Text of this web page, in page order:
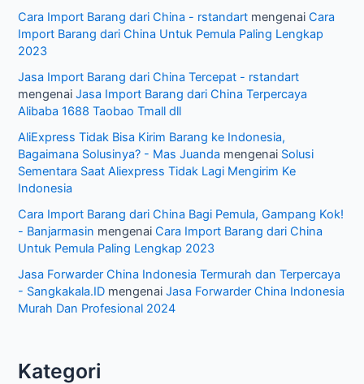
Cara Import Barang dari China - rstandart mengenaiCara
Import Barang dari China Untuk Pemula Paling Lengkap
2023
Jasa Import Barang dari China Tercepat - rstandart
mengenaiJasa Import Barang dari China Terpercaya
Alibaba 1688 Taobao Tmall dll
AliExpress Tidak Bisa Kirim Barang ke Indonesia,
Bagaimana Solusinya? - Mas Juanda mengenai Solusi
Sementara Saat Aliexpress Tidak Lagi Mengirim Ke
Indonesia
Cara Import Barang dari China Bagi Pemula, Gampang Kok!
- Banjarmasin mengenaiCara Import Barang dari China
Untuk Pemula Paling Lengkap 2023
Jasa Forwarder China Indonesia Termurah dan Terpercaya
- Sangkakala.ID mengenaiJasa Forwarder China Indonesia
Murah Dan Profesional 2024
Kategori